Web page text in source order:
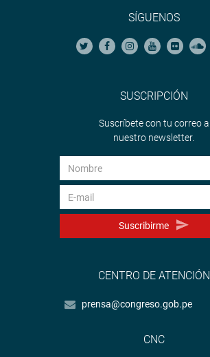
SÍGUENOS
SUSCRIPCIÓN
Suscríbete con tu correo a
nuestro newsletter.
Suscribirme
CENTRO DE ATENCIÓN
prensa@congreso.gob.pe
CNC